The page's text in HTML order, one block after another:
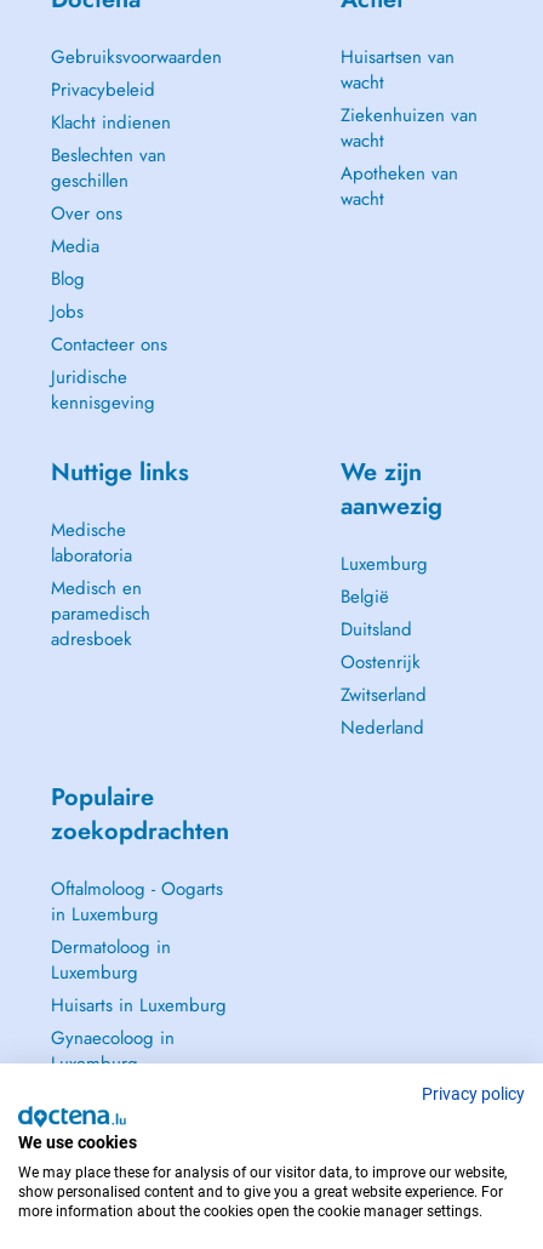
Gebruiksvoorwaarden
Privacybeleid
Klacht indienen
Beslechten van
geschillen
Over ons
Media
Blog
Jobs
Contacteer ons
Juridische
kennisgeving
Huisartsen van
wacht
Ziekenhuizen van
wacht
Apotheken van
wacht
Nuttige links
Medische
laboratoria
Medisch en
paramedisch
adresboek
We zijn
aanwezig
Luxemburg
België
Duitsland
Oostenrijk
Zwitserland
Nederland
Populaire
zoekopdrachten
Oftalmoloog - Oogarts
in Luxemburg
Dermatoloog in
Luxemburg
Huisarts in Luxemburg
Gynaecoloog in
Luxemburg
NEEM IN GEVAL VAN NOOD CONTACT OP MET : 112
Privacy policy
We use cookies
We may place these for analysis of our visitor data, to improve our website,
show personalised content and to give you a great website experience. For
more information about the cookies open the cookie manager settings.